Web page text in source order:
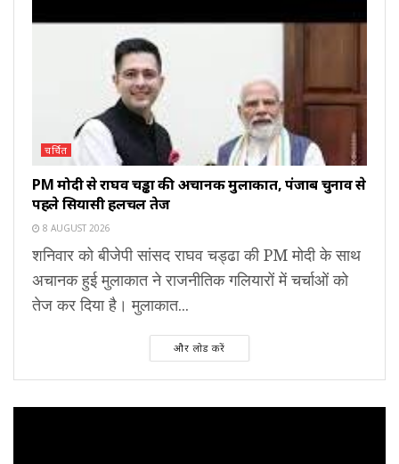
चर्चित
PM मोदी से राघव चड्ढा की अचानक मुलाकात, पंजाब चुनाव से
पहले सियासी हलचल तेज
8 AUGUST 2026
शनिवार को बीजेपी सांसद राघव चड्ढा की PM मोदी के साथ
अचानक हुई मुलाकात ने राजनीतिक गलियारों में चर्चाओं को
तेज कर दिया है। मुलाकात...
और लोड करें